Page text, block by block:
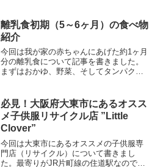
いたので参考にしてもらえればと思いま
す。
離乳食初期（5～6ヶ月）の食べ物
紹介
今回は我が家の赤ちゃんにあげた約1ヶ月
分の離乳食について記事を書きました。
まずはおかゆ、野菜、そしてタンパク質
たので、是非作ってみてください！
必見！大阪府大東市にあるオスス
メ子供服リサイクル店 ”Little
Clover”
今回は大東市にあるオススメの子供服専
門店（リサイクル）について書きまし
た。最寄りがJR片町線の住道駅なので、